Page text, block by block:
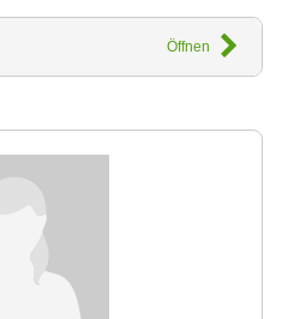
Öffnen